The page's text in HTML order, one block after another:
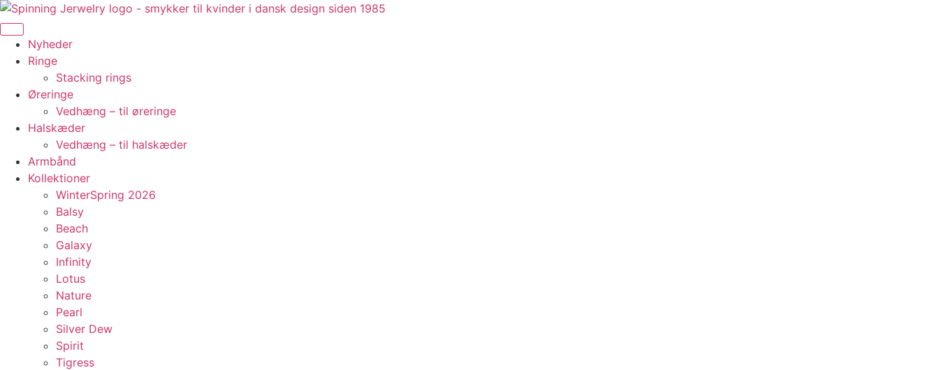
Videre
til
indholdNyheder
Ringe
Stacking rings
Øreringe
Vedhæng – til øreringe
Halskæder
Vedhæng – til halskæder
Armbånd
Kollektioner
WinterSpring 2026
Balsy
Beach
Galaxy
Infinity
Lotus
Nature
Pearl
Silver Dew
Spirit
Tigress